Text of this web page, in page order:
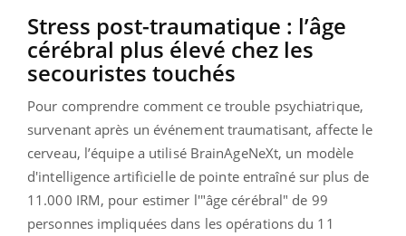
Stress post-traumatique : l’âge
cérébral plus élevé chez les
secouristes touchés
Pour comprendre comment ce trouble psychiatrique,
survenant après un événement traumatisant, affecte le
cerveau, l’équipe a utilisé BrainAgeNeXt, un modèle
d'intelligence artificielle de pointe entraîné sur plus de
11.000 IRM, pour estimer l'"âge cérébral" de 99
personnes impliquées dans les opérations du 11